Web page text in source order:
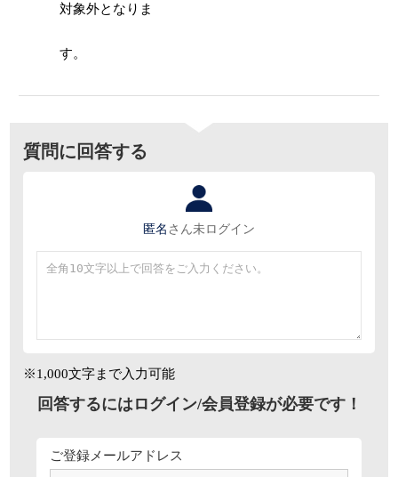
対象外となりま
す。
質問に回答する
匿名 さん未ログイン
※1,000文字まで入力可能
回答するにはログイン/会員登録が必要です！
ご登録メールアドレス